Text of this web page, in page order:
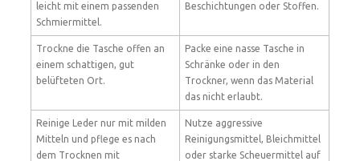
leicht mit einem passenden
Schmiermittel.
Beschichtungen oder Stoffen.
Trockne die Tasche offen an
einem schattigen, gut
belüfteten Ort.
Packe eine nasse Tasche in
Schränke oder in den
Trockner, wenn das Material
das nicht erlaubt.
Reinige Leder nur mit milden
Mitteln und pflege es nach
dem Trocknen mit
Nutze aggressive
Reinigungsmittel, Bleichmittel
oder starke Scheuermittel auf